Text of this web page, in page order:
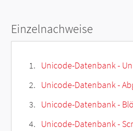
Einzelnachweise
Unicode-Datenbank -
Unicode-Datenbank -
Unicode-Datenbank -
Unicode-Datenbank -